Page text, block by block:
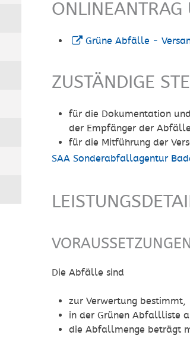
ONLINEANTRAG
Grüne Abfälle -
ZUSTÄNDIGE
für die Dokumentation
der Empfänger der
für die Mitführung der
SAA Sonderabfallagentur
Die Abfälle sind
zur Verwertung bestimmt,
in der Grünen Abfallliste
die Abfallmenge beträgt